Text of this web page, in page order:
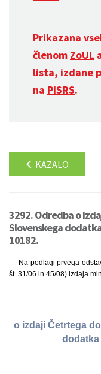
Prikazana
členom ZoUL
lista, izdane
na PISRS.
KAZALO
3292. Odredba o
Slovenskega
10182.
Na podlagi prvega
št. 31/06 in 45/08) izdaja
o izdaji Četrtega